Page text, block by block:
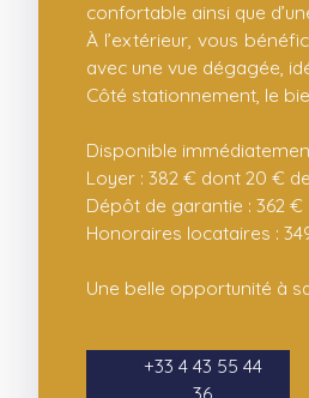
confortable ainsi que
À l’extérieur, vous
avec une vue dégagée,
Côté stationnement, le
Disponible
Loyer : 382 € dont 20 €
Dépôt de garantie : 362 €
Honoraires locataires :
Une belle opportunité à
+33 4 43 55 44